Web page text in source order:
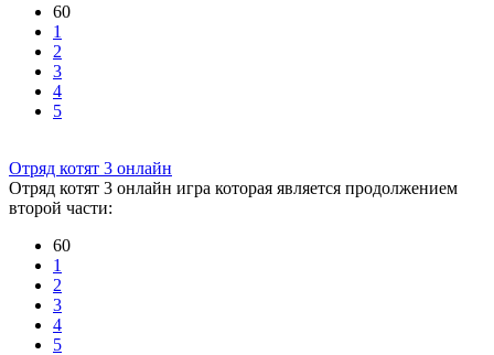
60
1
2
3
4
5
Отряд котят 3 онлайн
Отряд котят 3 онлайн игра которая является продолжением
второй части:
60
1
2
3
4
5